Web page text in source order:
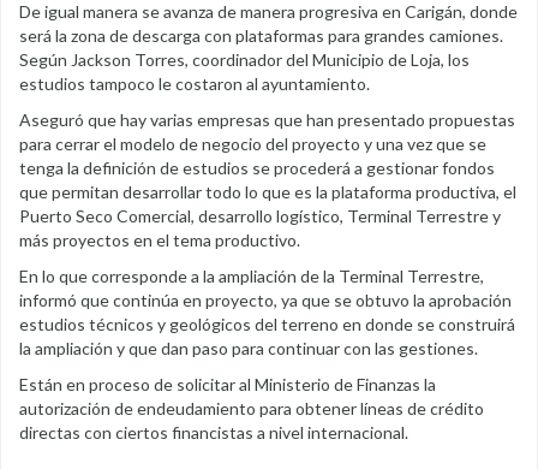
De igual manera se avanza de manera progresiva en Carigán, donde
será la zona de descarga con plataformas para grandes camiones.
Según Jackson Torres, coordinador del Municipio de Loja, los
estudios tampoco le costaron al ayuntamiento.
Aseguró que hay varias empresas que han presentado propuestas
para cerrar el modelo de negocio del proyecto y una vez que se
tenga la definición de estudios se procederá a gestionar fondos
que permitan desarrollar todo lo que es la plataforma productiva, el
Puerto Seco Comercial, desarrollo logístico, Terminal Terrestre y
más proyectos en el tema productivo.
En lo que corresponde a la ampliación de la Terminal Terrestre,
informó que continúa en proyecto, ya que se obtuvo la aprobación
estudios técnicos y geológicos del terreno en donde se construirá
la ampliación y que dan paso para continuar con las gestiones.
Están en proceso de solicitar al Ministerio de Finanzas la
autorización de endeudamiento para obtener líneas de crédito
directas con ciertos financistas a nivel internacional.